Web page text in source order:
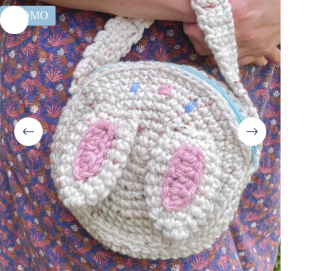
PROMO